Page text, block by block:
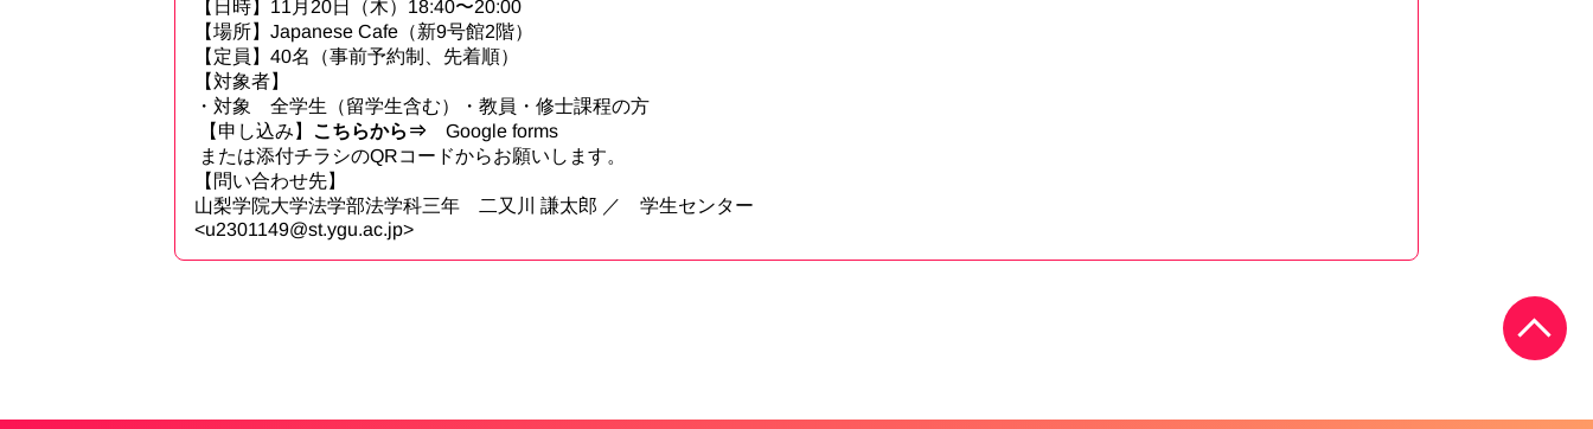
【日時】11月20日（木）18:40〜20:00
【場所】Japanese Cafe（新9号館2階）
【定員】40名（事前予約制、先着順）
【対象者】
・対象 全学生（留学生含む）・教員・修士課程の方
【申し込み】 こちらから⇒ Google forms
または添付チラシのQRコードからお願いします。
【問い合わせ先】
山梨学院大学法学部法学科三年 二又川 謙太郎 ／ 学生センター
<u2301149@st.ygu.ac.jp>